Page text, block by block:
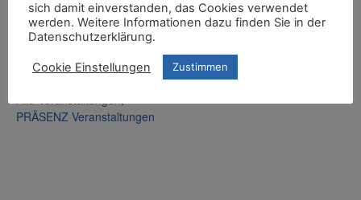
Ende:
29. November, 13:00
Veranstaltungskategorien
Alle Veranstaltungen,
PRÄSENZ Veranstaltungen
02584 / 91 99 50
info@kloster-vinnenberg.de
Veranstalter-Website
sich damit einverstanden, das Cookies verwendet
werden. Weitere Informationen dazu finden Sie in der
Datenschutzerklärung.
Cookie Einstellungen Zustimmen